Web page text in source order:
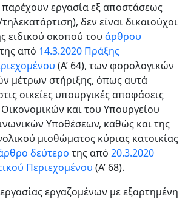
εργασία εξ αποστάσεως
δεν είναι δικαιούχοι
ειδικού σκοπού του άρθρου
της από 14.3.2020 Πράξης
(Α’ 64), των φορολογικών
μέτρων στήριξης, όπως αυτά
οικείες υπουργικές αποφάσεις
και του Υπουργείου
Υποθέσεων, καθώς και της
μισθώματος κύριας κατοικίας
δεύτερο της από 20.3.2020
Περιεχομένου (Α’ 68).
εργαζομένων με εξαρτημένη